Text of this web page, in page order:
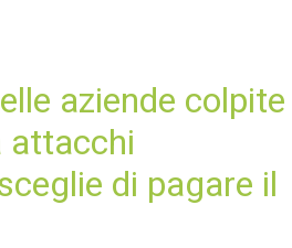
aziende colpite
attacchi
di pagare il